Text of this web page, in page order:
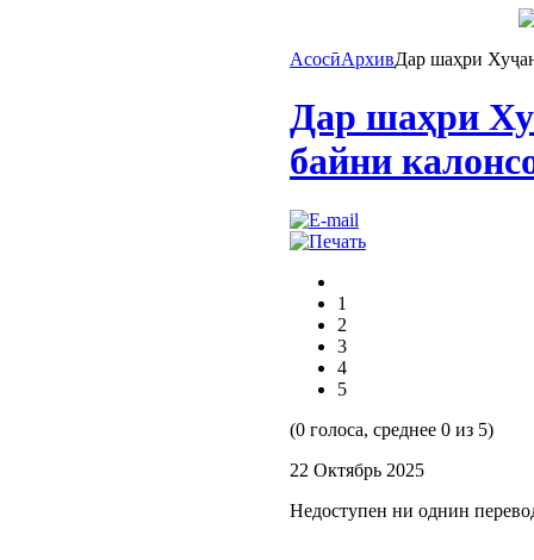
АсосӣАрхивДар шаҳри
Дар шаҳри
байни
1
2
3
4
5
(0 голоса, среднее 0 из 5)
22 Октябрь 2025
Недоступен ни однин